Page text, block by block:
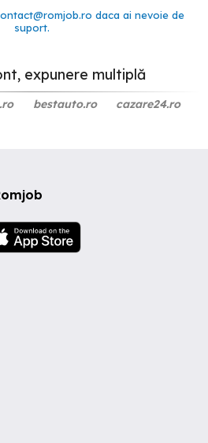
daca ai nevoie de
suport.
expunere multiplă
bestauto.ro cazare24.ro